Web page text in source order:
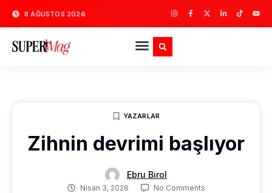
8 AĞUSTOS 2026
YAZARLAR
Zihnin devrimi başlıyor
Ebru Birol
Nisan 3, 2026 No Comments